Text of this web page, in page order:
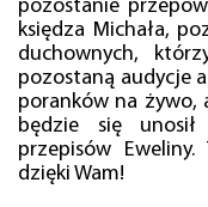
pozostanie
księdza Michała,
duchownych,
pozostaną audycje
poranków na żywo,
będzie się
przepisów
dzięki Wam!